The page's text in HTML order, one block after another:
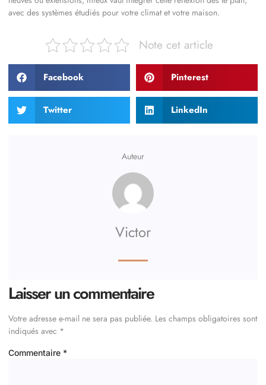
avec des systèmes étudiés pour votre climat et votre maison.
Note cet article
Facebook Pinterest
Twitter LinkedIn
Auteur
Victor
Laisser un commentaire
Votre adresse e-mail ne sera pas publiée. Les champs obligatoires sont
indiqués avec *
Commentaire *